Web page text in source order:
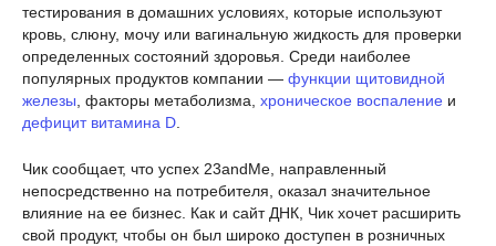
тестирования в домашних условиях, которые используют
кровь, слюну, мочу или вагинальную жидкость для проверки
определенных состояний здоровья. Среди наиболее
популярных продуктов компании — функции щитовидной
железы , факторы метаболизма, хроническое воспаление и
дефицит витамина D
Чик сообщает, что успех 23andMe, направленный
непосредственно на потребителя, оказал значительное
влияние на ее бизнес. Как и сайт ДНК, Чик хочет расширить
свой продукт, чтобы он был широко доступен в розничных